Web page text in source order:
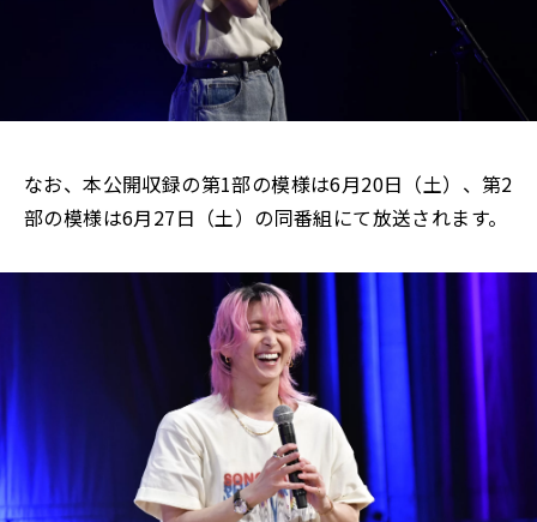
なお、本公開収録の第1部の模様は6月20日（土）、第2
部の模様は6月27日（土）の同番組にて放送されます。